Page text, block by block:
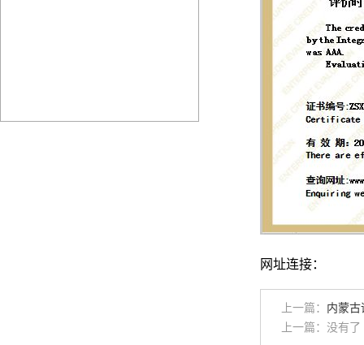
网址连接：
上一篇： 内蒙古
上一篇：没有了